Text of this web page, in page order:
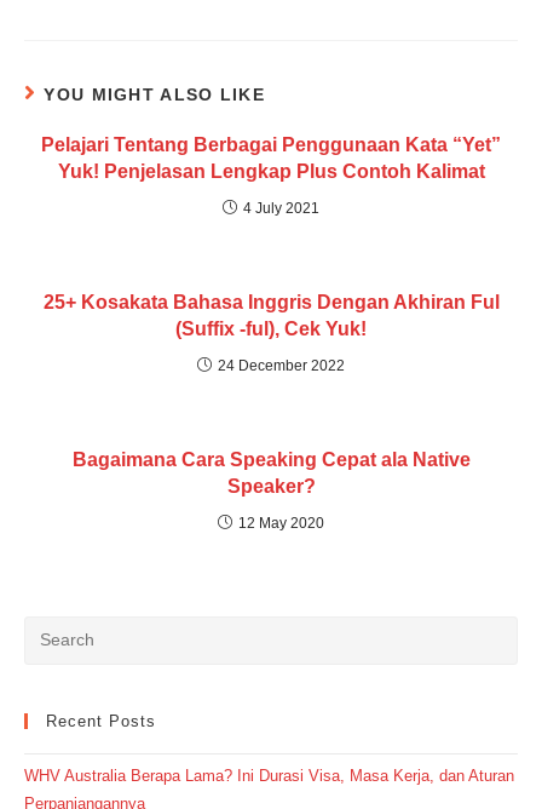
YOU MIGHT ALSO LIKE
Pelajari Tentang Berbagai Penggunaan Kata “Yet”
Yuk! Penjelasan Lengkap Plus Contoh Kalimat
4 July 2021
25+ Kosakata Bahasa Inggris Dengan Akhiran Ful
(Suffix -ful), Cek Yuk!
24 December 2022
Bagaimana Cara Speaking Cepat ala Native
Speaker?
12 May 2020
Recent Posts
WHV Australia Berapa Lama? Ini Durasi Visa, Masa Kerja, dan Aturan
Perpanjangannya